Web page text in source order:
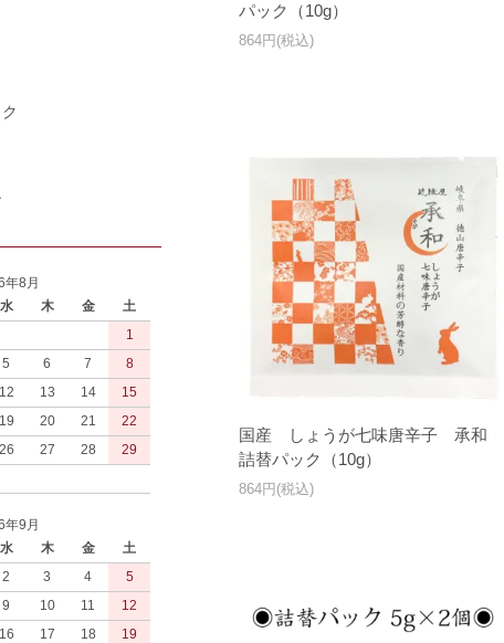
パック（10g）
864円(税込)
国産 しょうが七味唐辛子 承和
詰替パック（10g）
864円(税込)
年8月
水 木 金
土
1
5 6 7
8
12 13 14
15
19 20 21
22
26 27 28
29
年9月
水 木 金
土
2 3 4
5
9 10 11
12
16 17 18
19